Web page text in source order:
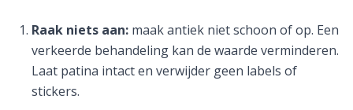
Raak niets aan: maak antiek niet schoon of op. Een
verkeerde behandeling kan de waarde verminderen.
Laat patina intact en verwijder geen labels of
stickers.